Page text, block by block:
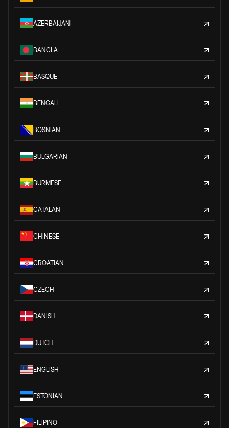
AZERBAIJANI
BANGLA
BASQUE
BENGALI
BOSNIAN
BULGARIAN
BURMESE
CATALAN
CHINESE
CROATIAN
CZECH
DANISH
DUTCH
ENGLISH
ESTONIAN
FILIPINO